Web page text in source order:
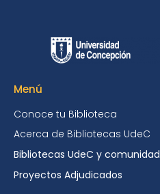
Menú
Conoce tu Biblioteca
Acerca de Bibliotecas UdeC
Bibliotecas UdeC y comunidad
Proyectos Adjudicados